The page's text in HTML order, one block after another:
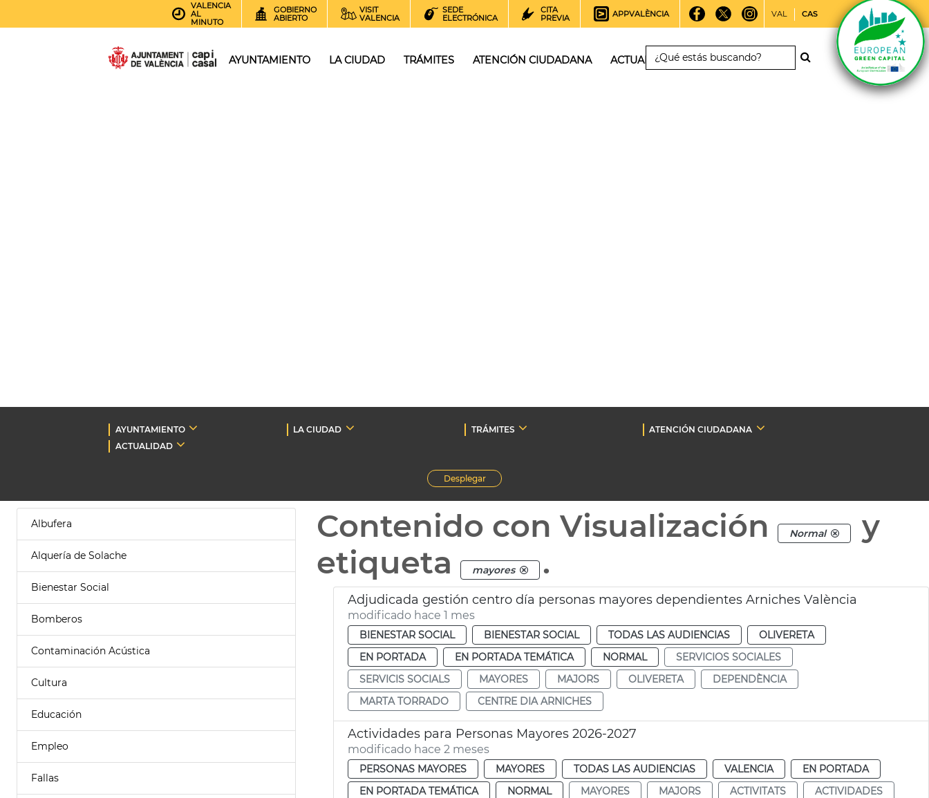
VALENCIA
AL
MINUTO
GOBIERNO
ABIERTO
VISIT
VALENCIA
SEDE
ELECTRÓNICA
CITA
PREVIA
APPVALÈNCIA VAL CAS
AYUNTAMIENTO LA CIUDAD TRÁMITES ATENCIÓN CIUDADANA ACTUALIDAD
AYUNTAMIENTO LA CIUDAD TRÁMITES
ATENCIÓN CIUDADANA
ACTUALIDAD
Desplegar
Albufera
Alquería de Solache
Bienestar Social
Bomberos
Contaminación Acústica
Cultura
Educación
Empleo
Fallas
Contenido con Visualización Normal
y
etiqueta
mayores .
Adjudicada gestión centro día personas mayores dependientes Arniches València
modificado hace 1 mes
BIENESTAR SOCIAL BIENESTAR SOCIAL TODAS LAS AUDIENCIAS
OLIVERETA
EN PORTADA
EN PORTADA TEMÁTICA NORMAL
SERVICIOS SOCIALES
SERVICIS SOCIALS
MAYORES MAJORS OLIVERETA
DEPENDÈNCIA
MARTA TORRADO
CENTRE DIA ARNICHES
Actividades para Personas Mayores 2026-2027
modificado hace 2 meses
PERSONAS MAYORES MAYORES TODAS LAS AUDIENCIAS VALENCIA
EN PORTADA
EN PORTADA TEMÁTICA
NORMAL MAYORES MAJORS ACTIVITATS
ACTIVIDADES